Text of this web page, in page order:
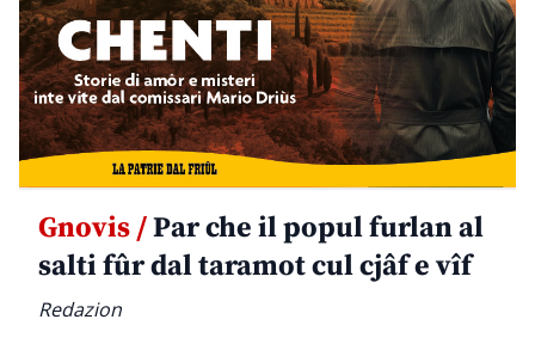
Gnovis /Par che il popul furlan al
salti fûr dal taramot cul cjâf e vîf
Redazion